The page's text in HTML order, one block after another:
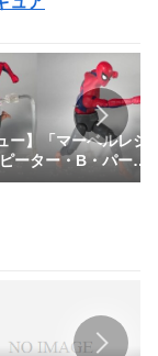
ー】「マーベルレジ
ーター・B・パーカ
パイダーマン：アク